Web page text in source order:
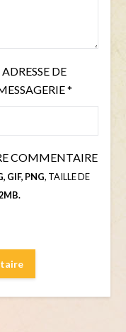
ADRESSE DE
*
COMMENTAIRE
GIF, PNG, TAILLE DE